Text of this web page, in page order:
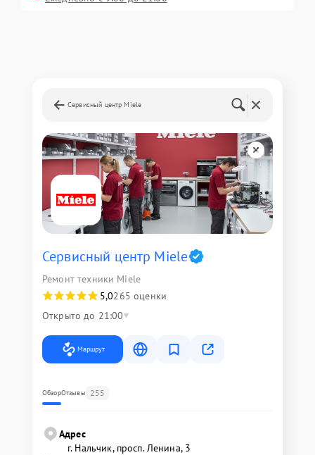
Сервисный центр Miele
Сервисный центр Miele
Ремонт техники Miele
5,0265 оценки
Открыто до 21:00
Маршрут
ОбзорОтзывы 255
Адрес
г. Нальчик, просп. Ленина, 3